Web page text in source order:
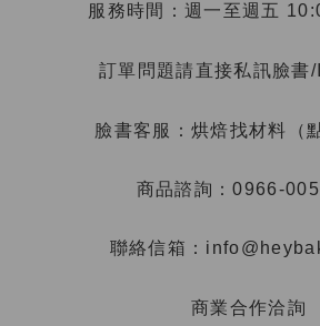
服務時間：週一至週五
訂單問題請直接私訊臉書/
臉書客服： 烘焙找材料（
商品諮詢：0966-
聯絡信箱：
商業合作洽詢